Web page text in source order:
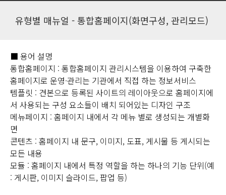
유형별 매뉴얼 - 통합홈페이지(화면구성, 관리모드)
■ 용어 설명
통합홈페이지 : 통합홈페이지 관리시스템을 이용하여 구축한
홈페이지로 운영·관리는 기관에서 직접 하는 정보서비스
템플릿 : 견본으로 등록된 사이트의 레이아웃으로 홈페이지에
서 사용되는 구성 요소들이 배치 되어있는 디자인 구조
메뉴페이지 : 홈페이지 내에서 각 메뉴 별로 생성되는 개별화
면
콘텐츠 : 홈페이지 내 문구, 이미지, 도표, 게시물 등 게시되는
모든 내용
모듈 : 홈페이지 내에서 특정 역할을 하는 하나의 기능 단위(예
: 게시판, 이미지 슬라이드, 팝업 등)